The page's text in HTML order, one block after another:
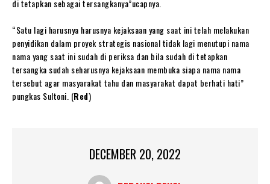
di tetapkan sebagai tersangkanya”ucapnya.
“Satu lagi harusnya harusnya kejaksaan yang saat ini telah melakukan
penyidikan dalam proyek strategis nasional tidak lagi menutupi nama
nama yang saat ini sudah di periksa dan bila sudah di tetapkan
tersangka sudah seharusnya kejaksaan membuka siapa nama nama
tersebut agar masyarakat tahu dan masyarakat dapat berhati hati”
pungkas Sultoni. (Red)
DECEMBER 20, 2022